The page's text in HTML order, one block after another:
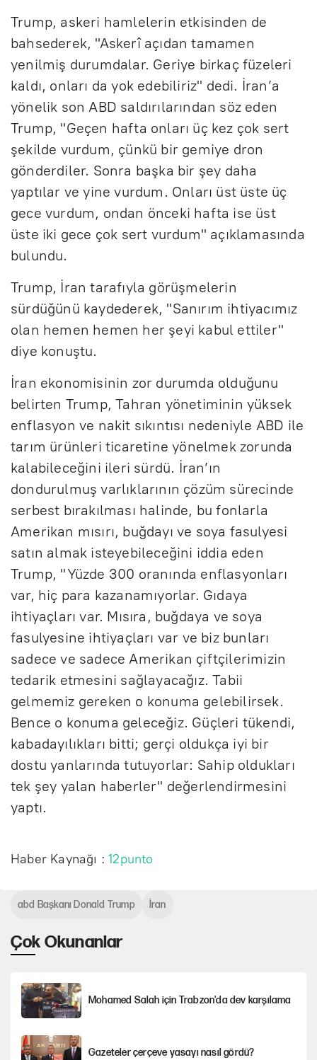
Trump, askeri hamlelerin etkisinden de
bahsederek, "Askerî açıdan tamamen
yenilmiş durumdalar. Geriye birkaç füzeleri
kaldı, onları da yok edebiliriz" dedi. İran’a
yönelik son ABD saldırılarından söz eden
Trump, "Geçen hafta onları üç kez çok sert
şekilde vurdum, çünkü bir gemiye dron
gönderdiler. Sonra başka bir şey daha
yaptılar ve yine vurdum. Onları üst üste üç
gece vurdum, ondan önceki hafta ise üst
üste iki gece çok sert vurdum" açıklamasında
bulundu.
Trump, İran tarafıyla görüşmelerin
sürdüğünü kaydederek, "Sanırım ihtiyacımız
olan hemen hemen her şeyi kabul ettiler"
diye konuştu.
İran ekonomisinin zor durumda olduğunu
belirten Trump, Tahran yönetiminin yüksek
enflasyon ve nakit sıkıntısı nedeniyle ABD ile
tarım ürünleri ticaretine yönelmek zorunda
kalabileceğini ileri sürdü. İran’ın
dondurulmuş varlıklarının çözüm sürecinde
serbest bırakılması halinde, bu fonlarla
Amerikan mısırı, buğdayı ve soya fasulyesi
satın almak isteyebileceğini iddia eden
Trump, "Yüzde 300 oranında enflasyonları
var, hiç para kazanamıyorlar. Gıdaya
ihtiyaçları var. Mısıra, buğdaya ve soya
fasulyesine ihtiyaçları var ve biz bunları
sadece ve sadece Amerikan çiftçilerimizin
tedarik etmesini sağlayacağız. Tabii
gelmemiz gereken o konuma gelebilirsek.
Bence o konuma geleceğiz. Güçleri tükendi,
kabadayılıkları bitti; gerçi oldukça iyi bir
dostu yanlarında tutuyorlar: Sahip oldukları
tek şey yalan haberler" değerlendirmesini
yaptı.
Haber Kaynağı :12punto
Çok Okunanlar
Mohamed Salah için Trabzon'da dev karşılama
Gazeteler çerçeve yasayı nasıl gördü?
abd Başkanı Donald Trump İran